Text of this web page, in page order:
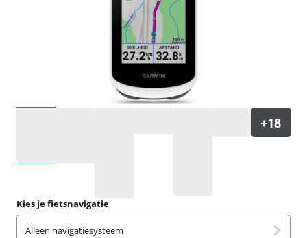
Kies je fietsnavigatie
Alleen navigatiesysteem